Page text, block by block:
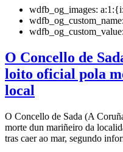
wdfb_og_images:
wdfb_og_custom_name:
wdfb_og_custom_value:
O Concello de
loito oficial pola
local
O Concello de Sada (A
morte dun mariñeiro da
tras caer ao mar, segundo